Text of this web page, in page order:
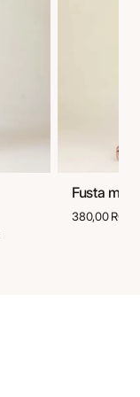
Fusta midi
380,00 RON